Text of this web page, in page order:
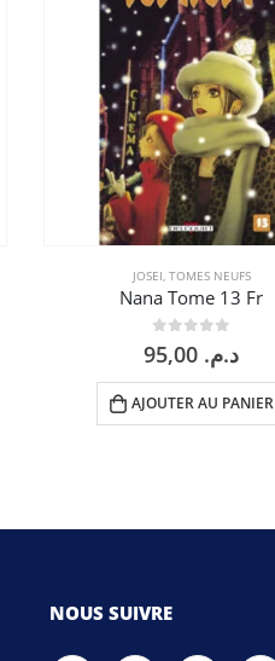
JOSEI, TOMES NEUFS
Nana Tome 13 Fr
0sur 5د.م.
AJOUTER AU PANIER
NOUS SUIVRE